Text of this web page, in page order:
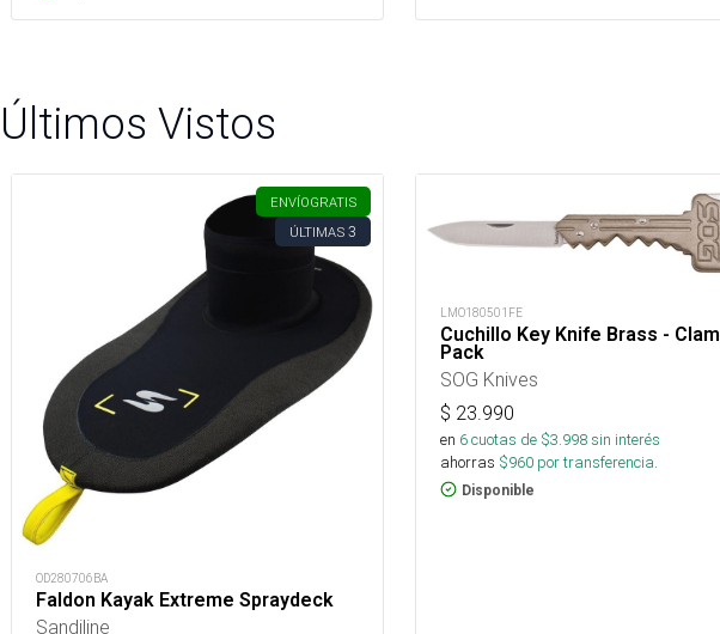
Últimos Vistos
ENVÍOGRATIS
ÚLTIMAS 3
OD280706BA
Faldon Kayak Extreme Spraydeck
Sandiline
LMO180501FE
Cuchillo Key Knife Brass - Clam
Pack
SOG Knives
$ 23.990
en 6cuotas de $3.998sin interés
ahorras $960 por transferencia.
Disponible